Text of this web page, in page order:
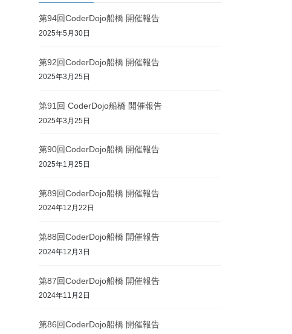
第94回CoderDojo船橋 開催報告
2025年5月30日
第92回CoderDojo船橋 開催報告
2025年3月25日
第91回 CoderDojo船橋 開催報告
2025年3月25日
第90回CoderDojo船橋 開催報告
2025年1月25日
第89回CoderDojo船橋 開催報告
2024年12月22日
第88回CoderDojo船橋 開催報告
2024年12月3日
第87回CoderDojo船橋 開催報告
2024年11月2日
第86回CoderDojo船橋 開催報告